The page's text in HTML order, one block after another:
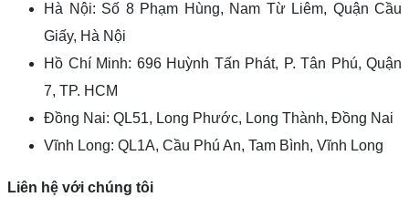
Hà Nội: Số 8 Phạm Hùng, Nam Từ Liêm, Quận Cầu
Giấy, Hà Nội
Hồ Chí Minh: 696 Huỳnh Tấn Phát, P. Tân Phú, Quận
7, TP. HCM
Đồng Nai: QL51, Long Phước, Long Thành, Đồng Nai
Vĩnh Long: QL1A, Cầu Phú An, Tam Bình, Vĩnh Long
Liên hệ với chúng tôi